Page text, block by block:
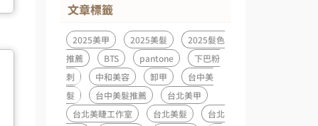
文章標籤
2025美甲 2025美髮
2025髮色
推薦
BTS pantone
下巴粉
刺
中和美容 卸甲
台中美
髮
台中美髮推薦
台北美甲
台北美睫工作室
台北美髮
台北